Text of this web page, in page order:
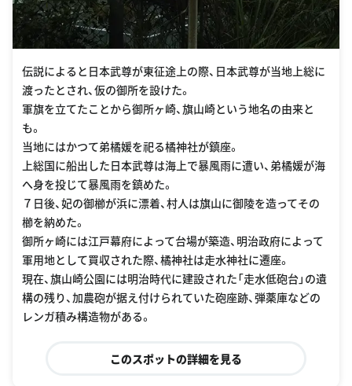
伝説によると日本武尊が東征途上の際、日本武尊が当地上総に
渡ったとされ、仮の御所を設けた。
軍旗を立てたことから御所ヶ崎、旗山崎という地名の由来と
も。
当地にはかつて弟橘媛を祀る橘神社が鎮座。
上総国に船出した日本武尊は海上で暴風雨に遭い、弟橘媛が海
へ身を投じて暴風雨を鎮めた。
７日後、妃の御櫛が浜に漂着、村人は旗山に御陵を造ってその
櫛を納めた。
御所ヶ崎には江戸幕府によって台場が築造、明治政府によって
軍用地として買収された際、橘神社は走水神社に遷座。
現在、旗山崎公園には明治時代に建設された「走水低砲台」の遺
構の残り、加農砲が据え付けられていた砲座跡、弾薬庫などの
レンガ積み構造物がある。
このスポットの詳細を見る